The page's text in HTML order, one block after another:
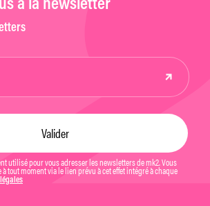
à la newsletter
utilisé pour vous adresser les newsletters de mk2. Vous
tout moment via le lien prévu à cet effet intégré à chaque